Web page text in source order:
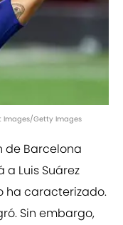
Images/Getty Images
de Barcelona
Luis Suárez
ha caracterizado.
Sin embargo,